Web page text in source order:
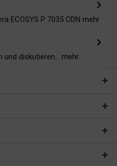
ECOSYS P 7035 CDN mehr
und diskutieren... mehr